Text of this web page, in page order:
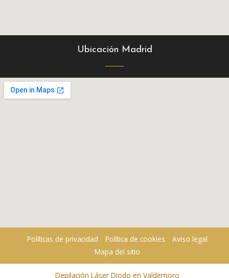
Ubicación Madrid
Políticas de privacidad Política de cookies
Aviso legal
Mapa del sitio
Depilación Láser Diodo en Valdemoro